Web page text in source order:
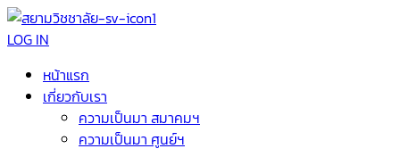
LOG IN
หน้าแรก
เกี่ยวกับเรา
ความเป็นมา สมาคมฯ
ความเป็นมา ศูนย์ฯ